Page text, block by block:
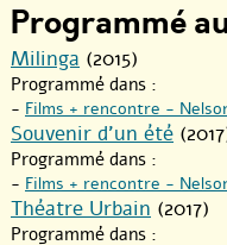
Programmé
Milinga (2015)
Programmé dans :
- Films + rencontre -
Souvenir d’un été
Programmé dans :
- Films + rencontre -
Théatre Urbain (2017)
Programmé dans :